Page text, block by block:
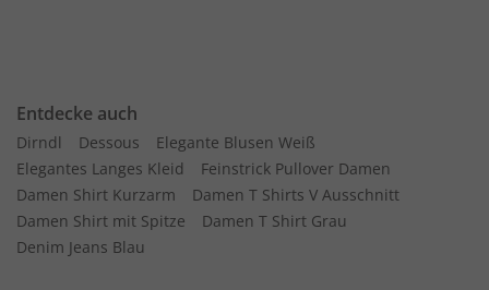
Entdecke auch
Dirndl Dessous
Elegante Blusen Weiß
Elegantes Langes Kleid
Feinstrick Pullover Damen
Damen Shirt Kurzarm
Damen T Shirts V Ausschnitt
Damen Shirt mit Spitze
Damen T Shirt Grau
Denim Jeans Blau